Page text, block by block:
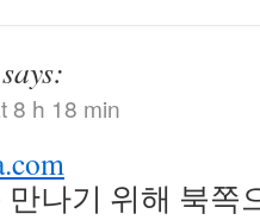
says:
8 h 18 min
만나기 위해 북쪽